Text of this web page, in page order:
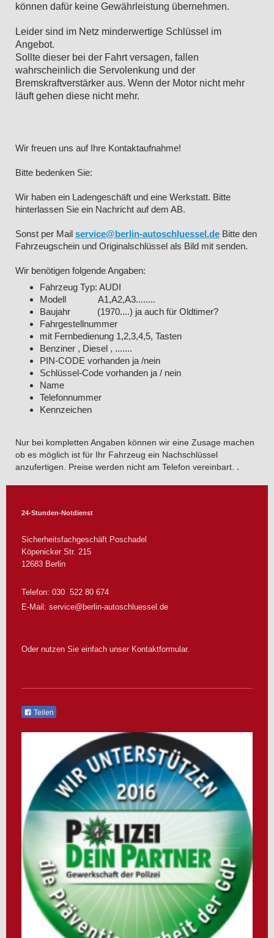
können dafür keine Gewährleistung übernehmen.
Leider sind im Netz minderwertige Schlüssel im
Angebot.
Sollte dieser bei der Fahrt versagen, fallen
wahrscheinlich die Servolenkung und der
Bremskraftverstärker aus. Wenn der Motor nicht mehr
läuft gehen diese nicht mehr.
Wir freuen uns auf Ihre Kontaktaufnahme!
Bitte bedenken Sie:
Wir haben ein Ladengeschäft und eine Werkstatt. Bitte
hinterlassen Sie ein Nachricht auf dem AB.
Sonst per Mail service@berlin-autoschluessel.de Bitte den
Fahrzeugschein und Originalschlüssel als Bild mit senden.
Wir benötigen folgende Angaben:
Fahrzeug Typ: AUDI
Modell A1,A2,A3........
Baujahr (1970....) ja auch für Oldtimer?
Fahrgestellnummer
mit Fernbedienung 1,2,3,4,5, Tasten
Benziner , Diesel , .......
PIN-CODE vorhanden ja /nein
Schlüssel-Code vorhanden ja / nein
Name
Telefonnummer
Kennzeichen
Nur bei kompletten Angaben können wir eine Zusage machen
ob es möglich ist für Ihr Fahrzeug ein Nachschlüssel
anzufertigen. Preise werden nicht am Telefon vereinbart. .
24-Stunden-Notdienst
Sicherheitsfachgeschäft Poschadel
Köpenicker Str. 215
12683 Berlin
Telefon: 030 522 80 674
E-Mail: service@berlin-autoschluessel.de
Oder nutzen Sie einfach unser Kontaktformular.
Teilen